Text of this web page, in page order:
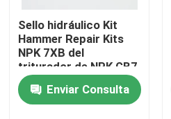
Hogar
Productos
Sello hidráulico Kit
Hammer Repair Kits
NPK 7XB del
triturador de NPK GB7
para el excavador de
la correa eslabonada
Enviar Consulta